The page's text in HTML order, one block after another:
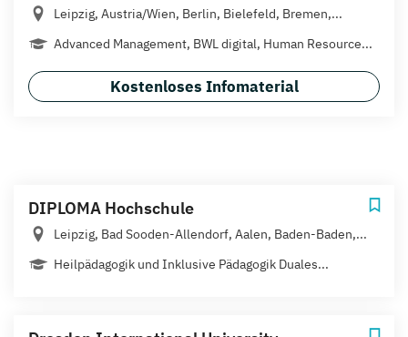
Leipzig, Austria/Wien, Berlin, Bielefeld, Bremen,...
Advanced Management, BWL digital, Human Resource...
Kostenloses Infomaterial
DIPLOMA Hochschule
Leipzig, Bad Sooden-Allendorf, Aalen, Baden-Baden,...
Heil­pädagogik und Inklusive Pädagogik Duales...